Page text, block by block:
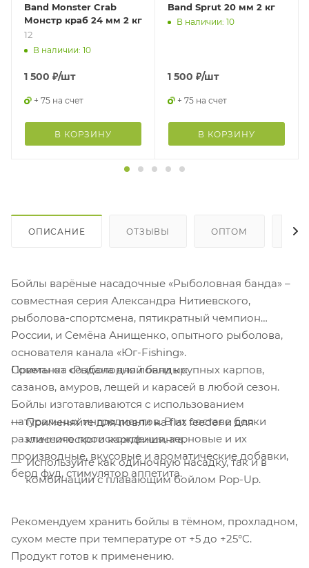
Band Monster Crab
Монстр краб 24 мм 2 кг
12
В наличии: 10
1 500 ₽/шт
+ 75 на счет
В КОРЗИНУ
Band Sprut 20 мм 2 кг
В наличии: 10
1 500 ₽/шт
+ 75 на счет
В КОРЗИНУ
ОПИСАНИЕ ОТЗЫВЫ ОПТОМ
Бойлы варёные насадочные «Рыболовная банда» –
совместная серия Александра Нитиевского,
рыболова-спортсмена, пятикратный чемпион
России, и Семёна Анищенко, опытного рыболова,
основателя канала «Юг-Fishing».
Приманка создана для ловли крупных карпов,
сазанов, амуров, лещей и карасей в любой сезон.
Бойлы изготавливаются с использованием
натуральных ингредиентов. В их составе белки
различного происхождения, зерновые и их
производные, вкусовые и ароматические добавки,
берд фуд, стимулятор аппетита.
Советы от «Рыболовной банды»:
Применяйте для ловли на flat feeder и для
классического карпфишинга.
Используйте как одиночную насадку, так и в
комбинации с плавающим бойлом Pop-Up.
Рекомендуем хранить бойлы в тёмном, прохладном,
сухом месте при температуре от +5 до +25°C.
Продукт готов к применению.